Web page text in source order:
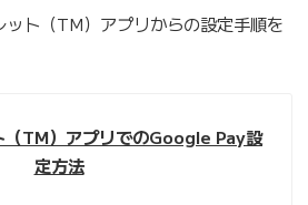
ト（TM）アプリからの設定手順を
TM）アプリでのGoogle Pay設
定方法